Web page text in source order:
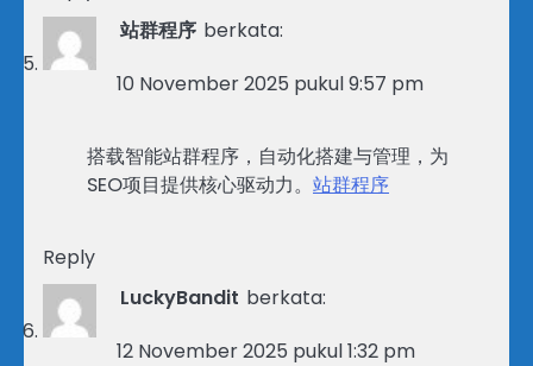
站群程序 berkata:
10 November 2025 pukul 9:57 pm
搭载智能站群程序，自动化搭建与管理，为
SEO项目提供核心驱动力。 站群程序
Reply
LuckyBandit berkata:
12 November 2025 pukul 1:32 pm